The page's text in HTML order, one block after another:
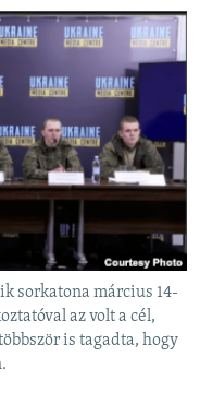
sorkatona március 14-
az volt a cél,
is tagadta, hogy